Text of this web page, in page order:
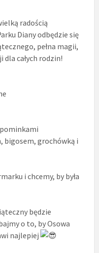
radością
Diany odbędzie się
pełna magii,
całych rodzin!
bigosem, grochówką i
i chcemy, by była
będzie
o to, by Osowa
najlepiej